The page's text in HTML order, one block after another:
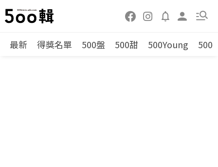
最新 得獎名單 500盤 500甜 500Young 500